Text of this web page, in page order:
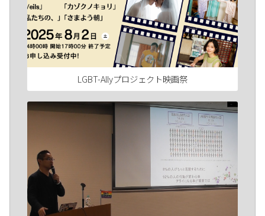
LGBT-Allyプロジェクト映画祭